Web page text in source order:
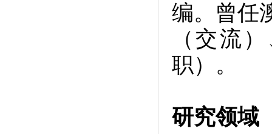
编。曾任
（交流
职）。
研究领域